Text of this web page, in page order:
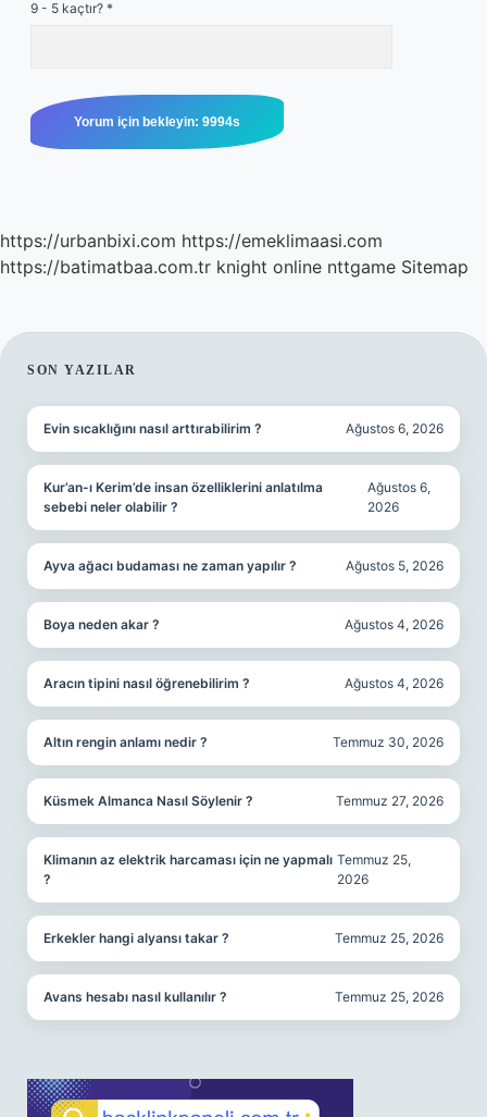
9 - 5 kaçtır? *
https://urbanbixi.com https://emeklimaasi.com
https://batimatbaa.com.tr knight online nttgame Sitemap
SIDEBAR
SON YAZILAR
Evin sıcaklığını nasıl arttırabilirim ? Ağustos 6, 2026
Kur’an-ı Kerim’de insan özelliklerini anlatılma
sebebi neler olabilir ?
Ağustos 6,
2026
Ayva ağacı budaması ne zaman yapılır ? Ağustos 5, 2026
Boya neden akar ? Ağustos 4, 2026
Aracın tipini nasıl öğrenebilirim ? Ağustos 4, 2026
Altın rengin anlamı nedir ? Temmuz 30, 2026
Küsmek Almanca Nasıl Söylenir ? Temmuz 27, 2026
Klimanın az elektrik harcaması için ne yapmalı
?
Temmuz 25,
2026
Erkekler hangi alyansı takar ? Temmuz 25, 2026
Avans hesabı nasıl kullanılır ? Temmuz 25, 2026